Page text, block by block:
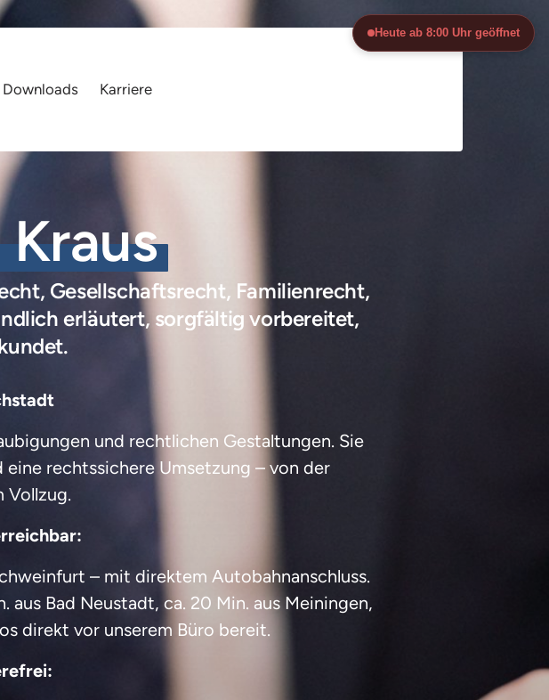
Heute ab 8:00 Uhr geöffnet
Downloads Karriere
Kraus
Gesellschaftsrecht, Familienrecht,
erläutert, sorgfältig vorbereitet,
und rechtlichen Gestaltungen. Sie
rechtssichere Umsetzung – von der
Vollzug.
– mit direktem Autobahnanschluss.
aus Bad Neustadt, ca. 20 Min. aus Meiningen,
direkt vor unserem Büro bereit.